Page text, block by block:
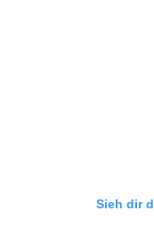
Sieh dir